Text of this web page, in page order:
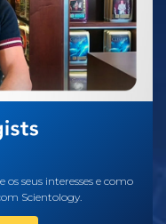
seus interesses e como
Scientology.